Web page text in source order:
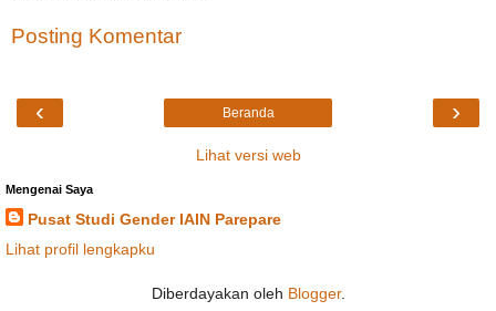
Posting Komentar
‹ ›
Beranda
Lihat versi web
Mengenai Saya
Pusat Studi Gender IAIN Parepare
Lihat profil lengkapku
Diberdayakan oleh Blogger.